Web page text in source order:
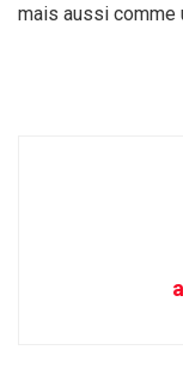
mais aussi comme